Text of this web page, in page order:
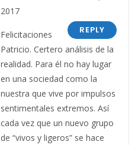
2017
REPLY
Felicitaciones
Patricio. Certero análisis de la
realidad. Para él no hay lugar
en una sociedad como la
nuestra que vive por impulsos
sentimentales extremos. Así
cada vez que un nuevo grupo
de “vivos y ligeros” se hace